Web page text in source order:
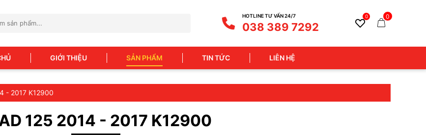
HOTLINE TƯ VẤN 24/7
038 389 7292
0 0
GIỚI THIỆU SẢN PHẨM TIN TỨC LIÊN HỆ
- 2017 K12900
125 2014 - 2017 K12900